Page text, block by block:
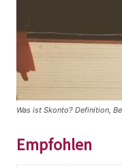
Was ist Skonto? Definition,
Empfohlen